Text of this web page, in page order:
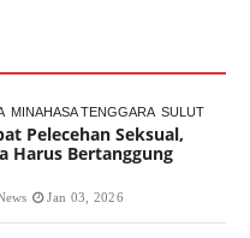
MINAHASA TENGGARA SULUT
Pelecehan Seksual,
Harus Bertanggung
Jan 03, 2026